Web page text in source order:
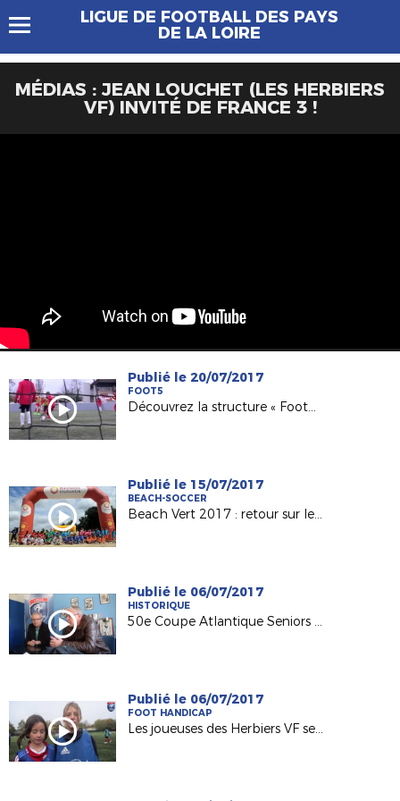
LIGUE DE FOOTBALL DES PAYS
DE LA LOIRE
MÉDIAS : JEAN LOUCHET (LES HERBIERS
VF) INVITÉ DE FRANCE 3 !
Publié le 20/07/2017
FOOT5
Découvrez la structure « Foot5 Mobile FFF » !
Publié le 15/07/2017
BEACH-SOCCER
Beach Vert 2017 : retour sur les 4 étapes de la 1ère semaine !
Publié le 06/07/2017
HISTORIQUE
50e Coupe Atlantique Seniors : Retour sur la victoire de l'ASPTT Nantes en 1982
Publié le 06/07/2017
FOOT HANDICAP
Les joueuses des Herbiers VF sensibilisées au football adapté